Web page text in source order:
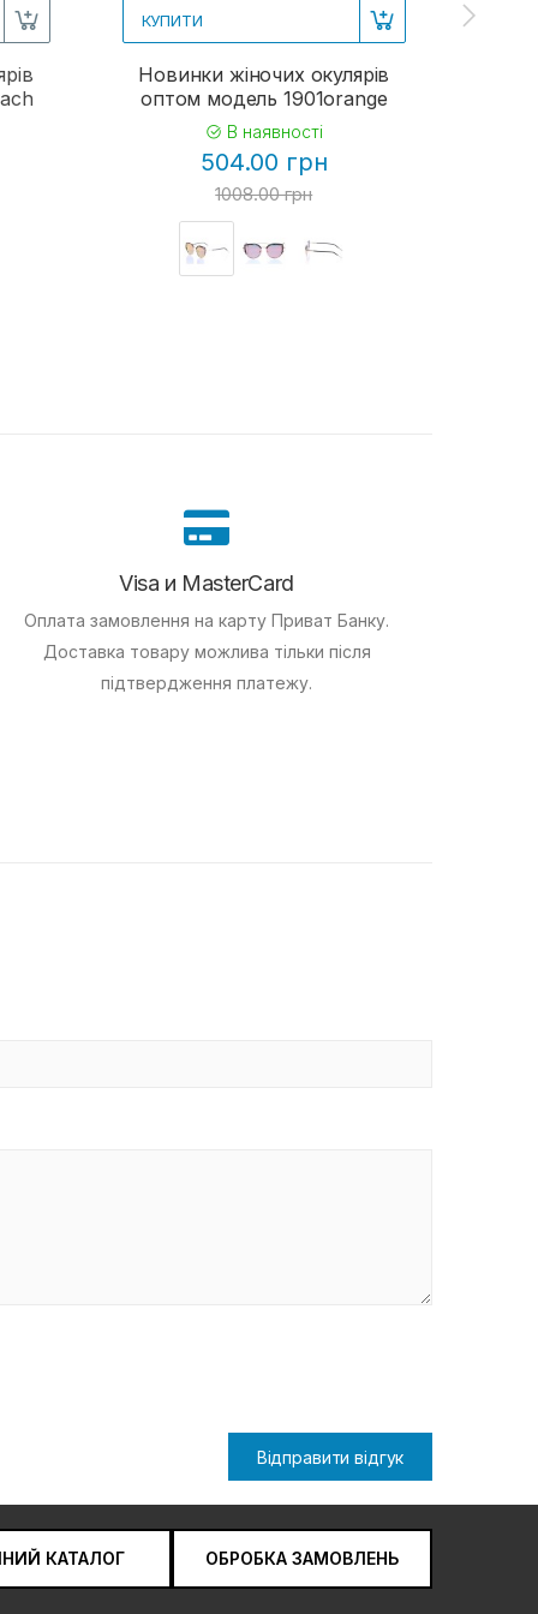
КУПИТИ
Новинки жіночих окулярів
оптом модель 1901orange
В наявності
504.00 грн
1008.00 грн
Visa и MasterCard
Оплата замовлення на карту Приват Банку.
Доставка товару можлива тільки після
підтвердження платежу.
Відправити відгук
КАТАЛОГ ОБРОБКА ЗАМОВЛЕНЬ